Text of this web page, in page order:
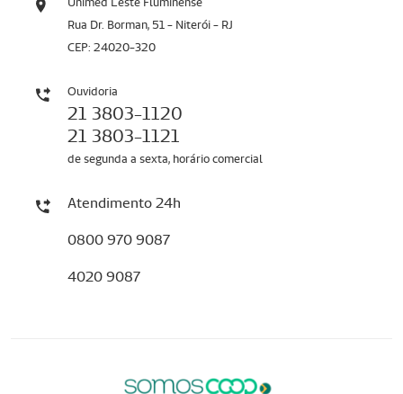
Rua Dr. Borman, 51 - Niterói - RJ
CEP: 24020-320
Ouvidoria
21 3803-1120
21 3803-1121
de segunda a sexta, horário comercial
Atendimento 24h
0800 970 9087
4020 9087